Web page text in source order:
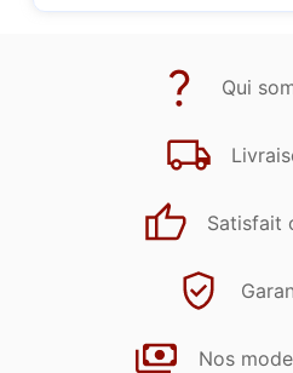
Qui
Satisfait
Nos